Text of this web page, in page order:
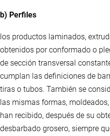
b) Perfiles
los productos laminados,
obtenidos por conformado o
de sección transversal
cumplan las definiciones de
tiras o tubos. También se
las mismas formas,
han recibido, después de su
desbarbado grosero, siempre